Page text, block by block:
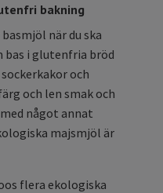
bakning
när du ska
bas i glutenfria bröd
och
och len smak och
något annat
majsmjöl är
flera ekologiska